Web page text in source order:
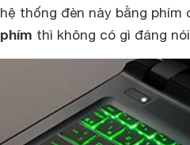
hệ thống đèn này bằng
phím thì không có gì đáng